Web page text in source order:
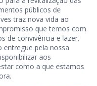
públicos de
traz nova vida ao
que temos com
de convivência e lazer.
entregue pela nossa
aos
como a que estamos